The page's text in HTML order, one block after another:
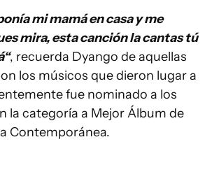
mi mamá en casa y me
mira, esta canción la cantas tú
, recuerda Dyango de aquellas
los músicos que dieron lugar a
fue nominado a los
la categoría a Mejor Álbum de
Contemporánea.